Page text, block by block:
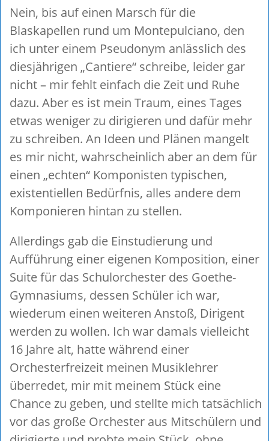
Nein, bis auf einen Marsch für die
Blaskapellen rund um Montepulciano, den
ich unter einem Pseudonym anlässlich des
diesjährigen „Cantiere“ schreibe, leider gar
nicht – mir fehlt einfach die Zeit und Ruhe
dazu. Aber es ist mein Traum, eines Tages
etwas weniger zu dirigieren und dafür mehr
zu schreiben. An Ideen und Plänen mangelt
es mir nicht, wahrscheinlich aber an dem für
einen „echten“ Komponisten typischen,
existentiellen Bedürfnis, alles andere dem
Komponieren hintan zu stellen.
Allerdings gab die Einstudierung und
Aufführung einer eigenen Komposition, einer
Suite für das Schulorchester des Goethe-
Gymnasiums, dessen Schüler ich war,
wiederum einen weiteren Anstoß, Dirigent
werden zu wollen. Ich war damals vielleicht
16 Jahre alt, hatte während einer
Orchesterfreizeit meinen Musiklehrer
überredet, mir mit meinem Stück eine
Chance zu geben, und stellte mich tatsächlich
vor das große Orchester aus Mitschülern und